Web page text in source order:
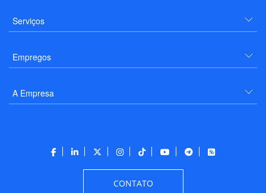
Serviços
Empregos
A Empresa
CONTATO